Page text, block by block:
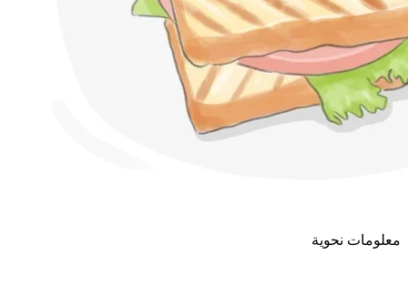
معلومات نحوية